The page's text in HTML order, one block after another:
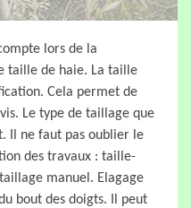
lors de la
taille de haie. La taille
Cela permet de
Le type de taillage que
Il ne faut pas oublier le
des travaux : taille-
manuel. Elagage
bout des doigts. Il peut